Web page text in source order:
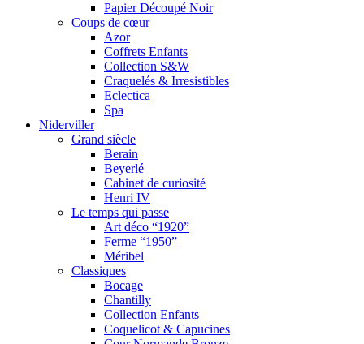
Papier Découpé Noir
Coups de cœur
Azor
Coffrets Enfants
Collection S&W
Craquelés & Irresistibles
Eclectica
Spa
Niderviller
Grand siècle
Berain
Beyerlé
Cabinet de curiosité
Henri IV
Le temps qui passe
Art déco “1920”
Ferme “1950”
Méribel
Classiques
Bocage
Chantilly
Collection Enfants
Coquelicot & Capucines